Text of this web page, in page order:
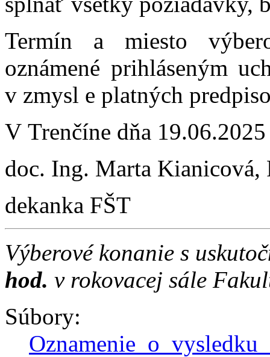
Termín a miesto
oznámené prihláseným
v zmysl e platných
V Trenčíne dňa 19.06.2025
doc. Ing. Marta Kianicová,
dekanka FŠT
Výberové konanie s
hod. v rokovacej sále
Súbory: